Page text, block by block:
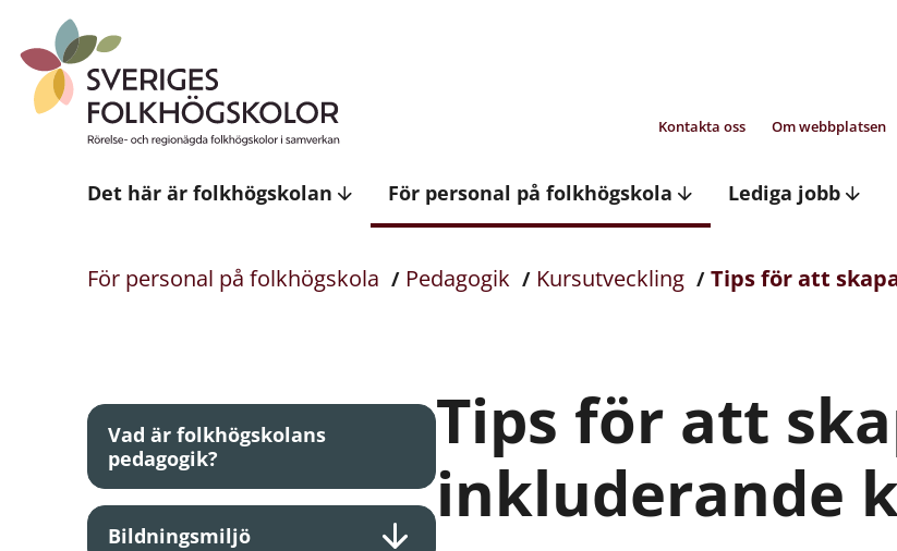
Det här är folkhögskolan För personal på folkhögskola Lediga jobb
Kontakta oss Om webbplatsen
För personal på folkhögskola Pedagogik Kursutveckling Tips för att
Vad är folkhögskolans
pedagogik?
Bildningsmiljö
Tips för att
inkluderande